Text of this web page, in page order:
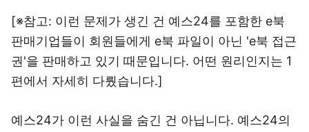
[※참고: 이런 문제가 생긴 건 예스24를 포함한 e북
판매기업들이 회원들에게 e북 파일이 아닌 'e북 접근
권'을 판매하고 있기 때문입니다. 어떤 원리인지는 1
편에서 자세히 다뤘습니다.]
예스24가 이런 사실을 숨긴 건 아닙니다. 예스24의